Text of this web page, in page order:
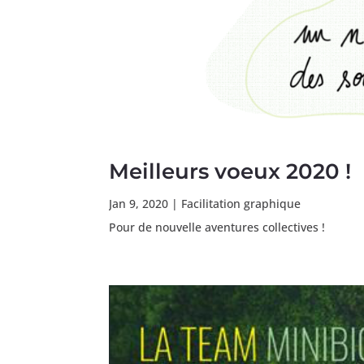
Meilleurs voeux 2020 !
Jan 9, 2020 | Facilitation graphique
Pour de nouvelle aventures collectives !